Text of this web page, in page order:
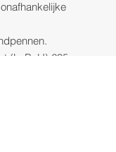
(LxBxH) 635 x